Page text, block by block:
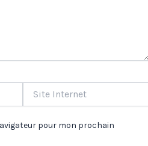
Internet
pour mon prochain